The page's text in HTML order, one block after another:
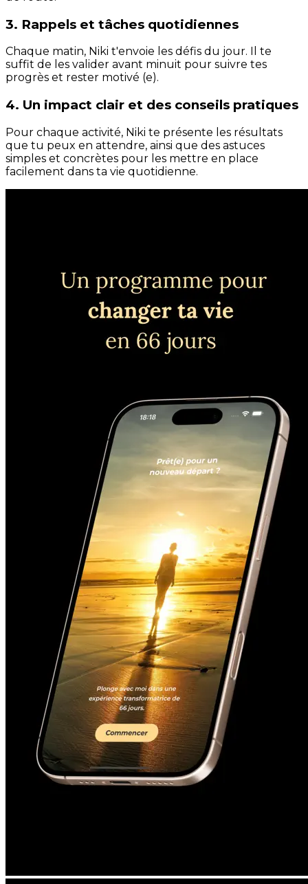
3. Rappels et tâches quotidiennes
Chaque matin, Niki t'envoie les défis du jour. Il te
suffit de les valider avant minuit pour suivre tes
progrès et rester motivé (e).
4. Un impact clair et des conseils pratiques
Pour chaque activité, Niki te présente les résultats
que tu peux en attendre, ainsi que des astuces
simples et concrètes pour les mettre en place
facilement dans ta vie quotidienne.